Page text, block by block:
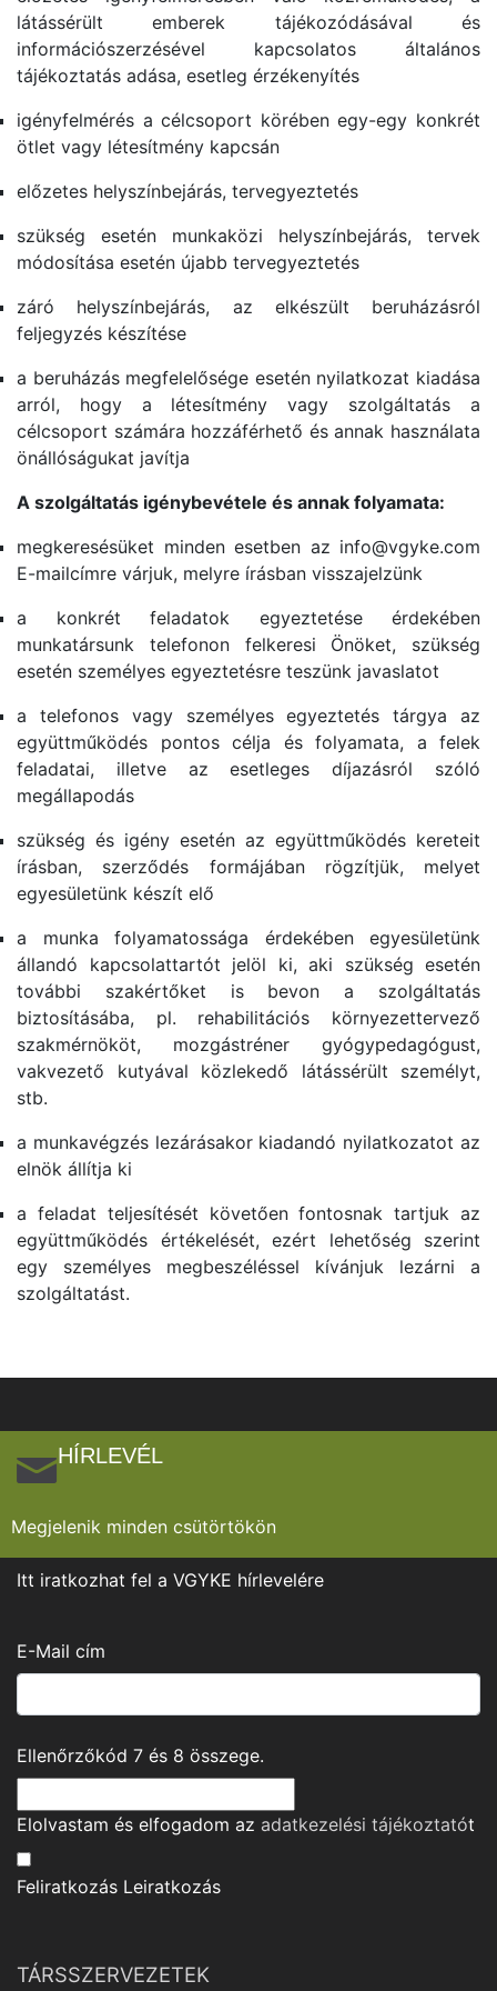
látássérült emberek tájékozódásával és
információszerzésével kapcsolatos általános
tájékoztatás adása, esetleg érzékenyítés
igényfelmérés a célcsoport körében egy-egy konkrét
ötlet vagy létesítmény kapcsán
előzetes helyszínbejárás, tervegyeztetés
szükség esetén munkaközi helyszínbejárás, tervek
módosítása esetén újabb tervegyeztetés
záró helyszínbejárás, az elkészült beruházásról
feljegyzés készítése
a beruházás megfelelősége esetén nyilatkozat kiadása
arról, hogy a létesítmény vagy szolgáltatás a
célcsoport számára hozzáférhető és annak használata
önállóságukat javítja
A szolgáltatás igénybevétele és annak folyamata:
megkeresésüket minden esetben az info@vgyke.com
E-mailcímre várjuk, melyre írásban visszajelzünk
a konkrét feladatok egyeztetése érdekében
munkatársunk telefonon felkeresi Önöket, szükség
esetén személyes egyeztetésre teszünk javaslatot
a telefonos vagy személyes egyeztetés tárgya az
együttműködés pontos célja és folyamata, a felek
feladatai, illetve az esetleges díjazásról szóló
megállapodás
szükség és igény esetén az együttműködés kereteit
írásban, szerződés formájában rögzítjük, melyet
egyesületünk készít elő
a munka folyamatossága érdekében egyesületünk
állandó kapcsolattartót jelöl ki, aki szükség esetén
további szakértőket is bevon a szolgáltatás
biztosításába, pl. rehabilitációs környezettervező
szakmérnököt, mozgástréner gyógypedagógust,
vakvezető kutyával közlekedő látássérült személyt,
stb.
a munkavégzés lezárásakor kiadandó nyilatkozatot az
elnök állítja ki
a feladat teljesítését követően fontosnak tartjuk az
együttműködés értékelését, ezért lehetőség szerint
egy személyes megbeszéléssel kívánjuk lezárni a
szolgáltatást.
HÍRLEVÉL
Megjelenik minden csütörtökön
Itt iratkozhat fel a VGYKE hírlevelére
E-Mail cím
Ellenőrzőkód 7 és 8 összege.
Elolvastam és elfogadom az adatkezelési tájékoztatót
Feliratkozás Leiratkozás
TÁRSSZERVEZETEK